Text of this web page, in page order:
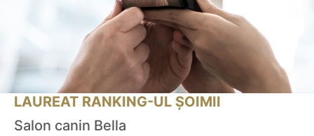
LAUREAT RANKING-UL ȘOIMII
Salon canin Bella